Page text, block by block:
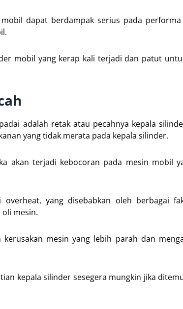
dapat berdampak serius pada
mobil yang kerap kali terjadi dan patut
adalah retak atau pecahnya kepala
yang tidak merata pada kepala silinder.
akan terjadi kebocoran pada mesin mobil
yang disebabkan oleh berbagai
mesin.
mesin yang lebih parah dan
kepala silinder sesegera mungkin jika